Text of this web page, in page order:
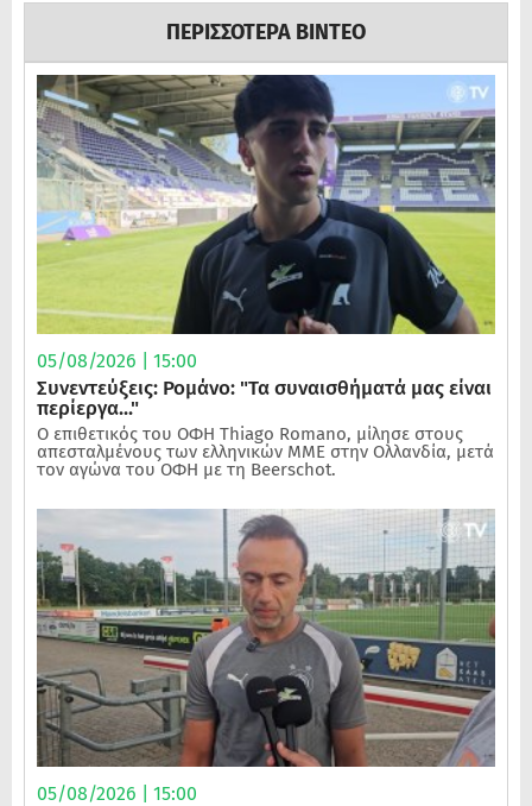
ΠΕΡΙΣΣΟΤΕΡΑ ΒΙΝΤΕΟ
05/08/2026 | 15:00
Συνεντεύξεις: Ρομάνο: "Τα συναισθήματά μας είναι
περίεργα..."
Ο επιθετικός του ΟΦΗ Thiago Romano, μίλησε στους
απεσταλμένους των ελληνικών ΜΜΕ στην Ολλανδία, μετά
τον αγώνα του ΟΦΗ με τη Beerschot.
05/08/2026 | 15:00